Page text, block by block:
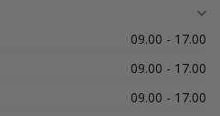
09.00 - 17.00
09.00 - 17.00
09.00 - 17.00